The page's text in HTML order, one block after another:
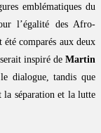
emblématiques du
l’égalité des Afro-
comparés aux deux
inspiré de Martin
dialogue, tandis que
la séparation et la lutte